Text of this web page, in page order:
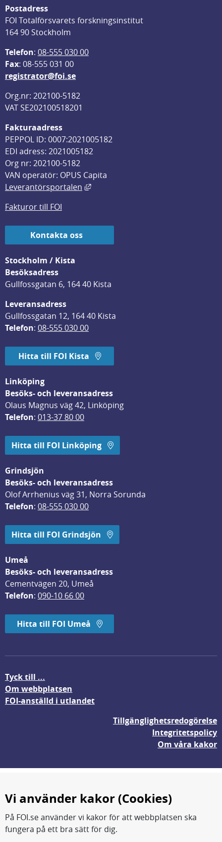
Postadress
FOI Totalförsvarets forskningsinstitut
164 90 Stockholm
Telefon: 08-555 030 00
Fax: 08-555 031 00
registrator@foi.se
Org.nr: 202100-5182
VAT SE202100518201
Fakturaadress
PEPPOL ID: 0007:2021005182
EDI adress: 2021005182
Org nr: 202100-5182
VAN operatör: OPUS Capita
Leverantörsportalen
Länk till annan webbplats, öppnas
Fakturor till FOI
Kontakta oss
Stockholm / Kista
Besöksadress
Gullfossgatan 6, 164 40 Kista
Leveransadress
Gullfossgatan 12, 164 40 Kista
Telefon: 08-555 030 00
Hitta till FOI Kista
Linköping
Besöks- och leveransadress
Olaus Magnus väg 42, Linköping
Telefon: 013-37 80 00
Hitta till FOI Linköping
Grindsjön
Besöks- och leveransadress
Olof Arrhenius väg 31, Norra Sorunda
Telefon: 08-555 030 00
Hitta till FOI Grindsjön
Umeå
Besöks- och leveransadress
Cementvägen 20, Umeå
Telefon: 090-10 66 00
Hitta till FOI Umeå
Tyck till ...
Om webbplatsen
FOI-anställd i utlandet
Tillgänglighetsredogörelse
Integritetspolicy
Om våra kakor
Vi använder kakor (Cookies)
På FOI.se använder vi kakor för att webbplatsen ska
fungera på ett bra sätt för dig.